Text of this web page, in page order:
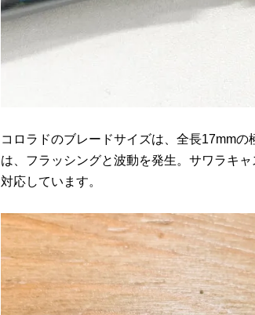
コロラドのブレードサイズは、全長17mm
は、フラッシングと波動を発生。サワラキ
対応しています。